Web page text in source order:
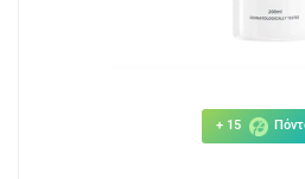
+ 15